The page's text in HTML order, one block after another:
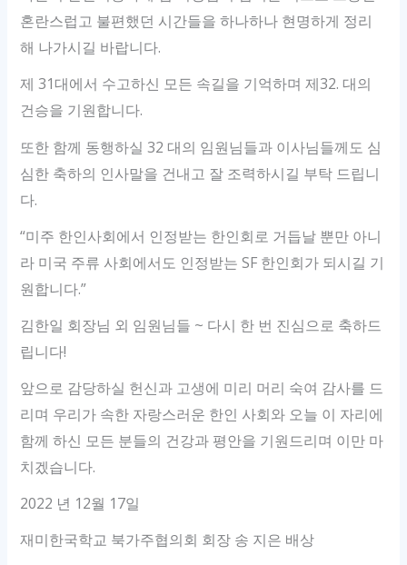
혼란스럽고 불편했던 시간들을 하나하나 현명하게 정리
해 나가시길 바랍니다.
제 31대에서 수고하신 모든 속길을 기억하며 제32. 대의
건승을 기원합니다.
또한 함께 동행하실 32 대의 임원님들과 이사님들께도 심
심한 축하의 인사말을 건내고 잘 조력하시길 부탁 드립니
다.
“미주 한인사회에서 인정받는 한인회로 거듭날 뿐만 아니
라 미국 주류 사회에서도 인정받는 SF 한인회가 되시길 기
원합니다.”
김한일 회장님 외 임원님들 ~ 다시 한 번 진심으로 축하드
립니다!
앞으로 감당하실 헌신과 고생에 미리 머리 숙여 감사를 드
리며 우리가 속한 자랑스러운 한인 사회와 오늘 이 자리에
함께 하신 모든 분들의 건강과 평안을 기원드리며 이만 마
치겠습니다.
2022 년 12월 17일
재미한국학교 북가주협의회 회장 송 지은 배상